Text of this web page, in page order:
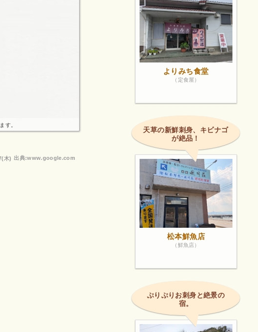
す。
出典:www.google.com
木)
よりみち食堂
（定食屋）
天草の新鮮刺身、キビナゴ
が絶品！
松本鮮魚店
（鮮魚店）
ぷりぷりお刺身と絶景の
宿。